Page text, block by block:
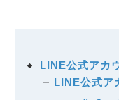
LINE公式アカ
LINE公式ア